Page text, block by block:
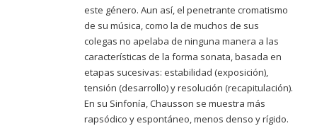
este género. Aun así, el penetrante cromatismo
de su música, como la de muchos de sus
colegas no apelaba de ninguna manera a las
características de la forma sonata, basada en
etapas sucesivas: estabilidad (exposición),
tensión (desarrollo) y resolución (recapitulación).
En su Sinfonía, Chausson se muestra más
rapsódico y espontáneo, menos denso y rígido.